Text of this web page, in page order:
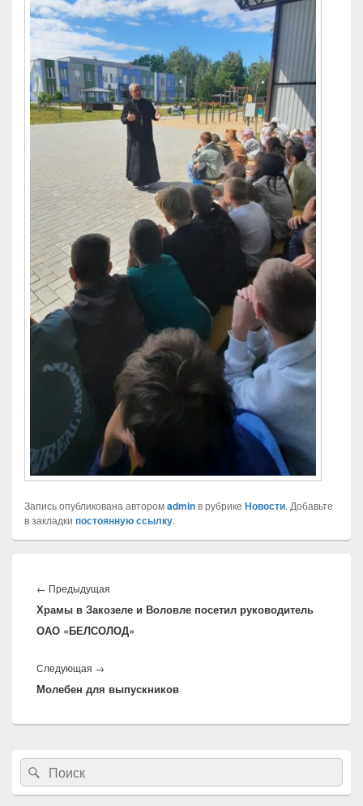
Запись опубликована авторомadminв рубрике Новости. Добавьте
в закладки постоянную ссылку.
по
записям
← Предыдущая
запись:
Храмы в Закозеле и Воловле посетил руководитель
ОАО «БЕЛСОЛОД»
Следующая →
запись:
Молебен для выпускников
Область
основной
боковой
панели
Найти:Поиск